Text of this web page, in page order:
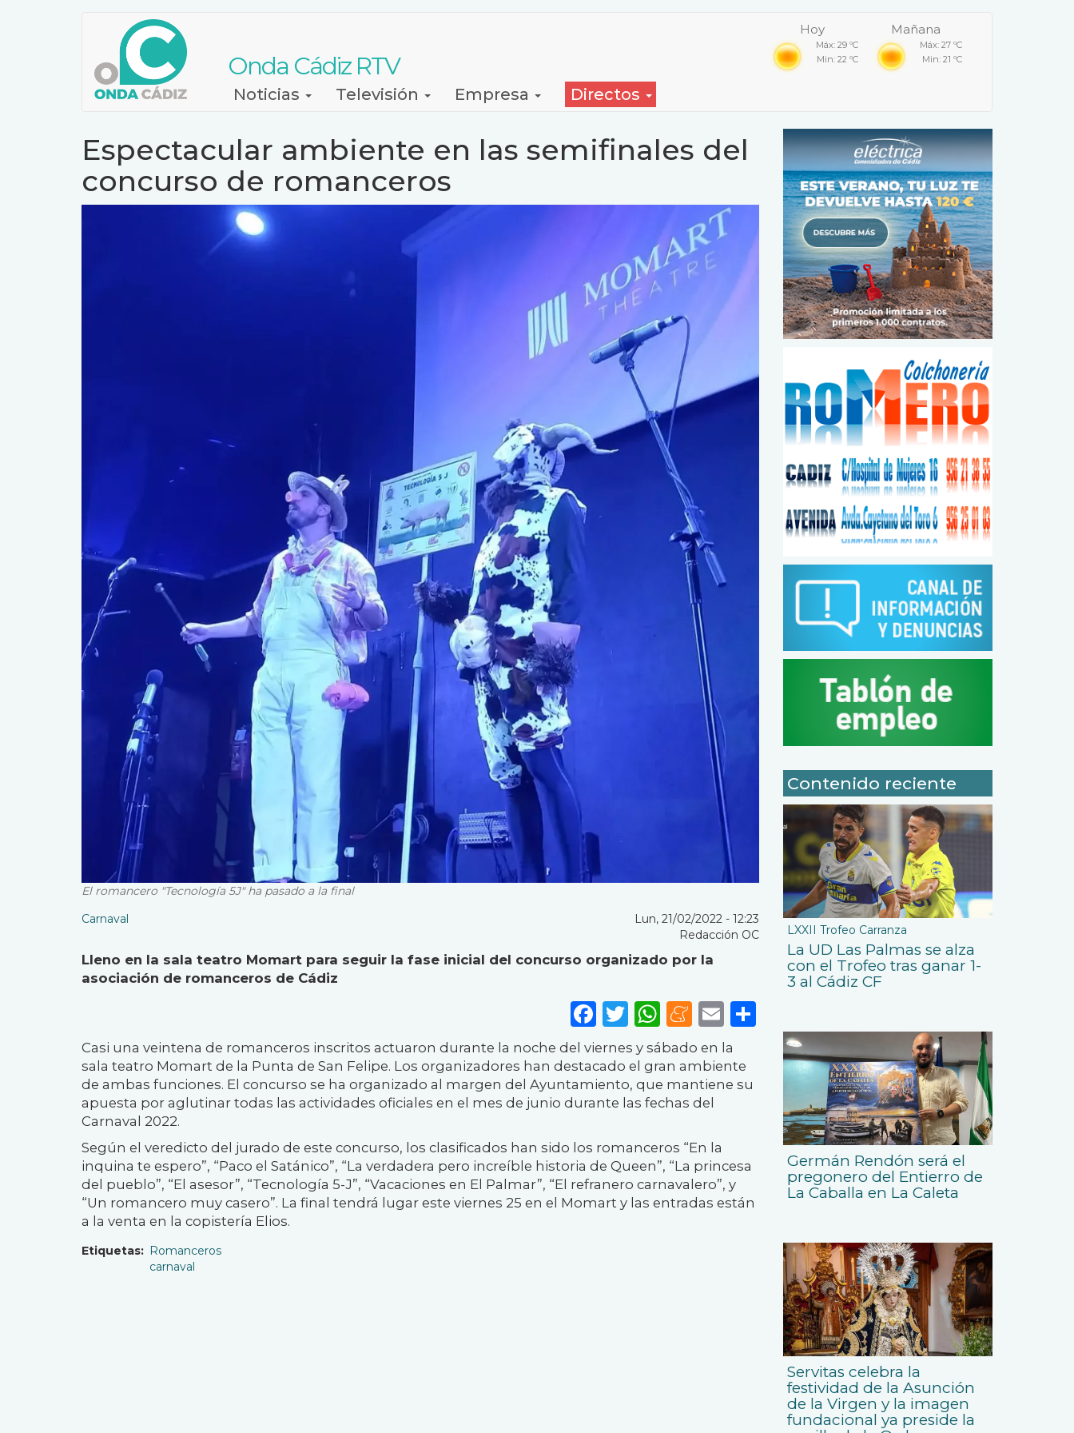
Onda Cádiz RTV
Hoy
Máx: 29 ºC
Min: 22 ºC
Mañana
Máx: 27 ºC
Min: 21 ºC
NavegaciónNoticias Televisión Empresa Directos
Espectacular ambiente en las semifinales del
concurso de romanceros
El romancero "Tecnología 5J" ha pasado a la final
Carnaval
Lun, 21/02/2022 - 12:23
Redacción OC
Lleno en la sala teatro Momart para seguir la fase inicial del concurso organizado por la
asociación de romanceros de Cádiz
Facebook
Twitter
WhatsApp
Meneame
EmailShare
Casi una veintena de romanceros inscritos actuaron durante la noche del viernes y sábado en la
sala teatro Momart de la Punta de San Felipe. Los organizadores han destacado el gran ambiente
de ambas funciones. El concurso se ha organizado al margen del Ayuntamiento, que mantiene su
apuesta por aglutinar todas las actividades oficiales en el mes de junio durante las fechas del
Carnaval 2022.
Según el veredicto del jurado de este concurso, los clasificados han sido los romanceros “En la
inquina te espero”, “Paco el Satánico”, “La verdadera pero increíble historia de Queen”, “La princesa
del pueblo”, “El asesor”, “Tecnología 5-J”, “Vacaciones en El Palmar”, “El refranero carnavalero”, y
“Un romancero muy casero”. La final tendrá lugar este viernes 25 en el Momart y las entradas están
a la venta en la copistería Elios.
Etiquetas
Romanceros
carnaval
Contenido reciente
LXXII Trofeo Carranza
La UD Las Palmas se alza
con el Trofeo tras ganar 1-
3 al Cádiz CF
Germán Rendón será el
pregonero del Entierro de
La Caballa en La Caleta
Servitas celebra la
festividad de la Asunción
de la Virgen y la imagen
fundacional ya preside la